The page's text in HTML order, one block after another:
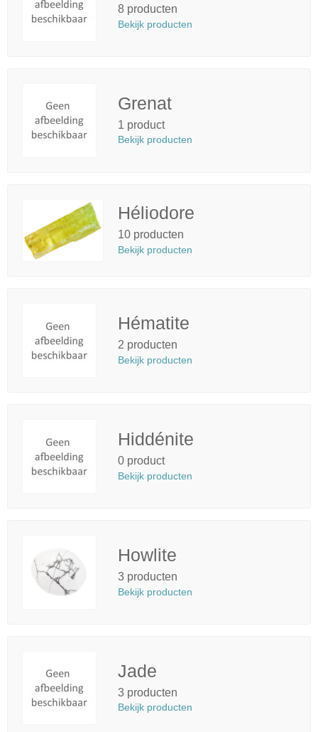
8 producten
Bekijk producten
Grenat
1 product
Bekijk producten
Héliodore
10 producten
Bekijk producten
Hématite
2 producten
Bekijk producten
Hiddénite
0 product
Bekijk producten
Howlite
3 producten
Bekijk producten
Jade
3 producten
Bekijk producten